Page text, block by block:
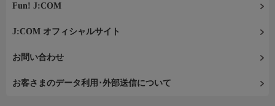
Fun! J:COM
J:COM オフィシャルサイト
お問い合わせ
お客さまのデータ利用･外部送信について